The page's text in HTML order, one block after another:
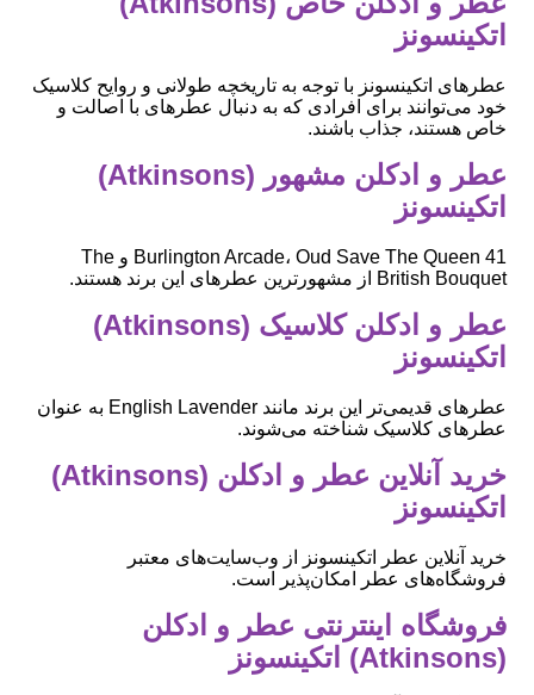
اتکینسونز
عطرهای اتکینسونز با توجه به تاریخچه طولانی و روایح کلاسیک
خود می‌توانند برای افرادی که به دنبال عطرهای با اصالت و
خاص هستند، جذاب باشند.
عطر و ادکلن مشهور (Atkinsons)
اتکینسونز
41 Burlington Arcade، Oud Save The Queen و The
British Bouquet از مشهورترین عطرهای این برند هستند.
عطر و ادکلن کلاسیک (Atkinsons)
اتکینسونز
عطرهای قدیمی‌تر این برند مانند English Lavender به عنوان
عطرهای کلاسیک شناخته می‌شوند.
خرید آنلاین عطر و ادکلن (Atkinsons)
اتکینسونز
خرید آنلاین عطر اتکینسونز از وب‌سایت‌های معتبر
فروشگاه‌های عطر امکان‌پذیر است.
فروشگاه اینترنتی عطر و ادکلن
(Atkinsons) اتکینسونز